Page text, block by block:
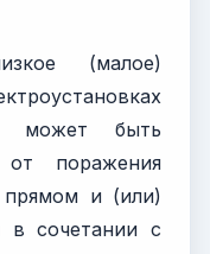
(малое)
может быть
поражения
прямом и (или)
в сочетании с